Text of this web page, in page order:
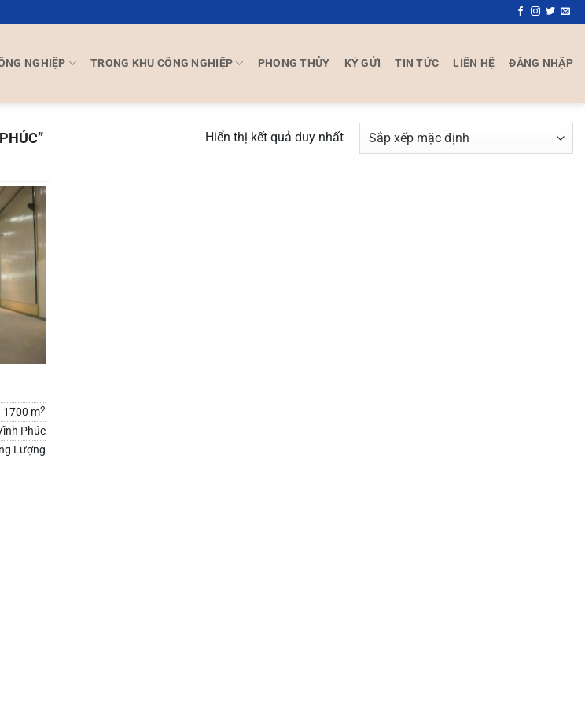
NGHIỆP TRONG KHU CÔNG NGHIỆP PHONG THỦY KÝ GỬI TIN TỨC LIÊN HỆ ĐĂNG NHẬP
Hiển thị kết quả duy nhất
1700 m2
Phúc
Lượng